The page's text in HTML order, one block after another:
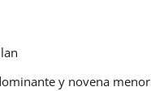
y novena menor